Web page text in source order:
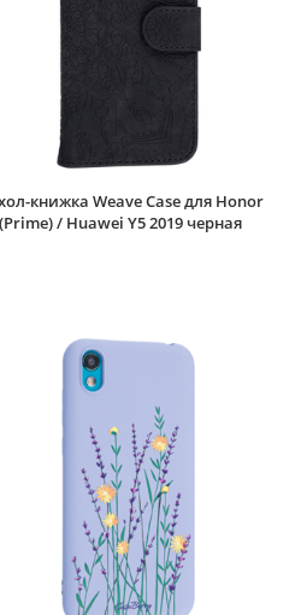
книжка Weave Case для Honor
/ Huawei Y5 2019 черная